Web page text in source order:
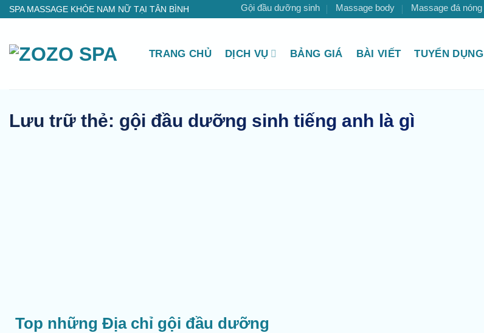
Bỏ
nội
dung
SPA MASSAGE KHỎE NAM NỮ TẠI TÂN BÌNH Gội đầu dưỡng sinh Massage body Massage đá nóng
TRANG CHỦ DỊCH VỤ BẢNG GIÁ BÀI VIẾT TUYỂN DỤNG
Lưu trữ thẻ: gội đầu dưỡng sinh tiếng anh là gì
Top những Địa chỉ gội đầu dưỡng